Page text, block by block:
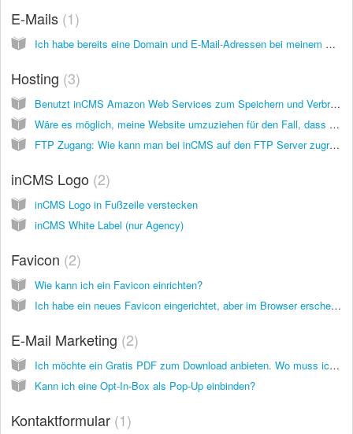
E-Mails 1
Ich habe bereits eine Domain und E-Mail-Adressen bei meinem Hoster. Kann ich den E-Mail-Service von meinem Hoster weiter nutzen?
Hosting 3
Benutzt inCMS Amazon Web Services zum Speichern und Verbreiten der Webseiten? Kann meine Website hohem Traffic standhalten, ohne zu crashen?
Wäre es möglich, meine Website umzuziehen für den Fall, dass es SwissMadeMarketing eines Tages nicht mehr geben sollte?
FTP Zugang: Wie kann man bei inCMS auf den FTP Server zugreifen um Dateien hochzuladen, auf die man dann aus dem Inter zugreifen kann?
inCMS Logo 2
inCMS Logo in Fußzeile verstecken
inCMS White Label (nur Agency)
Favicon 2
Wie kann ich ein Favicon einrichten?
Ich habe ein neues Favicon eingerichtet, aber im Browser erscheint immer noch das alte. Warum?
E-Mail Marketing 2
Ich möchte ein Gratis PDF zum Download anbieten. Wo muss ich die Datei hochladen und wie kann ich darauf verlinken?
Kann ich eine Opt-In-Box als Pop-Up einbinden?
Kontaktformular 1